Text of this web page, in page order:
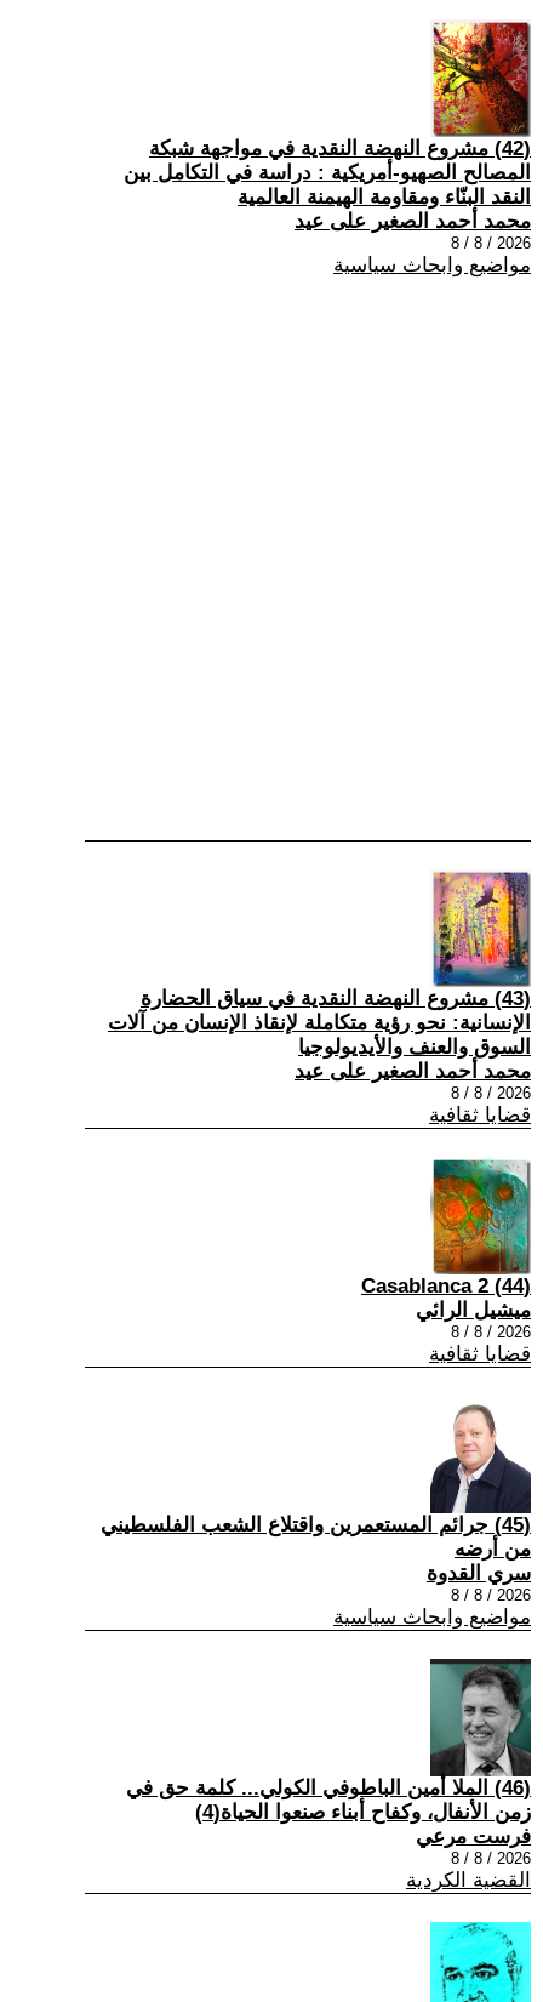
(42) مشروع النهضة النقدية في مواجهة شبكة
المصالح الصهيو-أمريكية : دراسة في التكامل بين
النقد البنّاء ومقاومة الهيمنة العالمية
محمد أحمد الصغير على عيد
2026 / 8 / 8
مواضيع وابحاث سياسية
(43) مشروع النهضة النقدية في سياق الحضارة
الإنسانية: نحو رؤية متكاملة لإنقاذ الإنسان من آلات
السوق والعنف والأيديولوجيا
محمد أحمد الصغير على عيد
2026 / 8 / 8
قضايا ثقافية
(44) Casablanca 2
ميشيل الرائي
2026 / 8 / 8
قضايا ثقافية
(45) جرائم المستعمرين واقتلاع الشعب الفلسطيني
من أرضه
سري القدوة
2026 / 8 / 8
مواضيع وابحاث سياسية
(46) الملا أمين الباطوفي الكولي... كلمة حق في
زمن الأنفال، وكفاح أبناء صنعوا الحياة(4)
فرست مرعي
2026 / 8 / 8
القضية الكردية